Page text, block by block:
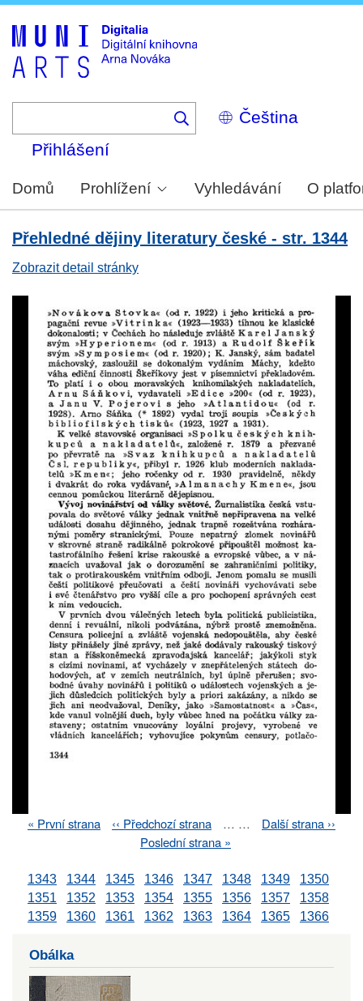
Select
your
Přihlášení
Domů Prohlížení Vyhledávání O
Přehledné dějiny literatury české - str. 1344
Zobrazit detail stránky
First
« První strana
Previous
‹‹ Předchozí strana … …
Next
Další strana ››
Last
Poslední strana »
1343 1344 1345 1346 1347 1348 1349
1350
1351
1352 1353 1354 1355 1356 1357
1358
1359
1360 1361 1362 1363 1364 1365 1366
Obálka